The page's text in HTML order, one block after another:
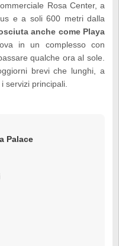
Rosa Center, a
e a soli 600 metri dalla
anche come Playa
in un complesso con
qualche ora al sole.
brevi che lunghi, a
servizi principali.
Palace